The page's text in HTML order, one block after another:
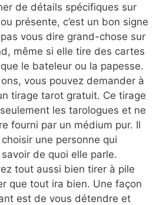
de détails spécifiques sur
présente, c’est un bon signe
pas vous dire grand-chose sur
même si elle tire des cartes
le bateleur ou la papesse.
vous pouvez demander à
tirage tarot gratuit. Ce tirage
les tarologues et ne
fourni par un médium pur. Il
une personne qui
de quoi elle parle.
tout aussi bien tirer à pile
que tout ira bien. Une façon
est de vous détendre et